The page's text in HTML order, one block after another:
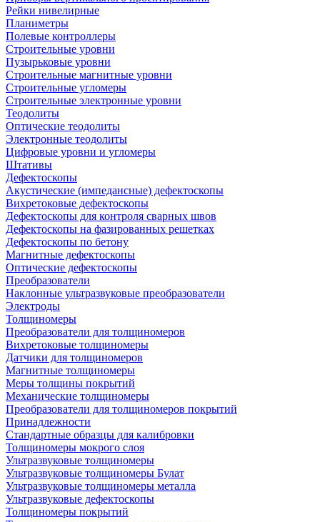
Рейки нивелирные
Планиметры
Полевые контроллеры
Строительные уровни
Пузырьковые уровни
Строительные магнитные уровни
Строительные угломеры
Строительные электронные уровни
Теодолиты
Оптические теодолиты
Электронные теодолиты
Цифровые уровни и угломеры
Штативы
Дефектоскопы
Акустические (импедансные) дефектоскопы
Вихретоковые дефектоскопы
Дефектоскопы для контроля сварных швов
Дефектоскопы на фазированных решетках
Дефектоскопы по бетону
Магнитные дефектоскопы
Оптические дефектоскопы
Преобразователи
Наклонные ультразвуковые преобразователи
Электроды
Толщиномеры
Преобразователи для толщиномеров
Вихретоковые толщиномеры
Датчики для толщиномеров
Магнитные толщиномеры
Меры толщины покрытий
Механические толщиномеры
Преобразователи для толщиномеров покрытий
Принадлежности
Стандартные образцы для калибровки
Толщиномеры мокрого слоя
Ультразвуковые толщиномеры
Ультразвуковые толщиномеры Булат
Ультразвуковые толщиномеры металла
Ультразвуковые дефектоскопы
Толщиномеры покрытий